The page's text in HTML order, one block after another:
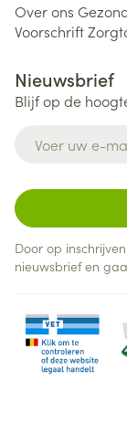
Over ons
Voorschrift
Nieuwsbrief
Blijf op de
Door op
nieuwsbrief en